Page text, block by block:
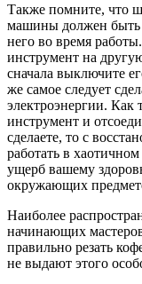
Также помните, что
машины должен быть
него во время
инструмент на
сначала выключите
же самое следует
электроэнергии. Как
инструмент и
сделаете, то с
работать в
ущерб вашему
окружающих
Наиболее
начинающих
правильно резать
не выдают этого